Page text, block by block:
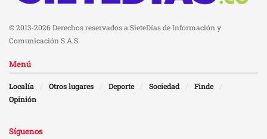
© 2013-2026 Derechos reservados a SieteDías de Información y
Comunicación S.A.S.
Menú
Localía Otros lugares Deporte Sociedad
Finde
Opinión
Síguenos